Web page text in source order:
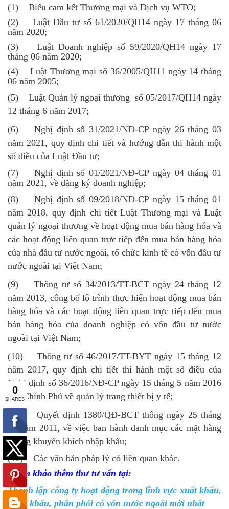
(1) Biểu cam kết Thương mại và Dịch vụ WTO;
(2) Luật Đầu tư số 61/2020/QH14 ngày 17 tháng 06
năm 2020;
(3) Luật Doanh nghiệp số 59/2020/QH14 ngày 17
tháng 06 năm 2020;
(4) Luật Thương mại số 36/2005/QH11 ngày 14 tháng
06 năm 2005;
(5) Luật Quản lý ngoại thương số 05/2017/QH14 ngày
12 tháng 6 năm 2017;
(6) Nghị định số 31/2021/NĐ-CP ngày 26 tháng 03
năm 2021, quy định chi tiết và hướng dẫn thi hành một
số điều của Luật Đầu tư;
(7) Nghị định số 01/2021/NĐ-CP ngày 04 tháng 01
năm 2021, về đăng ký doanh nghiệp;
(8) Nghị định số 09/2018/NĐ-CP ngày 15 tháng 01
năm 2018, quy định chi tiết Luật Thương mại và Luật
quản lý ngoại thương về hoạt động mua bán hàng hóa và
các hoạt động liên quan trực tiếp đến mua bán hàng hóa
của nhà đầu tư nước ngoài, tổ chức kinh tế có vốn đầu tư
nước ngoài tại Việt Nam;
(9) Thông tư số 34/2013/TT-BCT ngày 24 tháng 12
năm 2013, công bố lộ trình thực hiện hoạt động mua bán
hàng hóa và các hoạt động liên quan trực tiếp đến mua
bán hàng hóa của doanh nghiệp có vốn đầu tư nước
ngoài tại Việt Nam;
(10) Thông tư số 46/2017/TT-BYT ngày 15 tháng 12
năm 2017, quy định chi tiết thi hành một số điều của
Nghị định số 36/2016/NĐ-CP ngày 15 tháng 5 năm 2016
của Chính Phủ về quản lý trang thiết bị y tế;
(11) Quyết định 1380/QĐ-BCT thông ngày 25 tháng
03 năm 2011, về việc ban hành danh mục các mặt hàng
không khuyến khích nhập khẩu;
(12) Các văn bản pháp lý có liên quan khác.
Tham khảo thêm thư tư vấn tại:
Thành lập công ty hoạt động trong lĩnh vực xuất khẩu,
nhập khẩu, phân phối có vốn nước ngoài mới nhất